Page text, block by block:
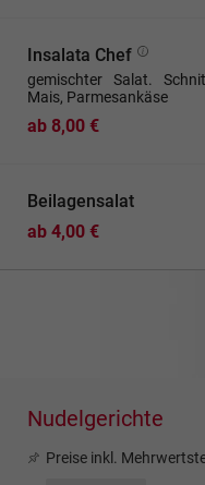
Insalata Chef
gemischter Salat.
Mais, Parmesankäse
ab 8,00 €
Beilagensalat
ab 4,00 €
Nudelgerichte
Preise inkl.